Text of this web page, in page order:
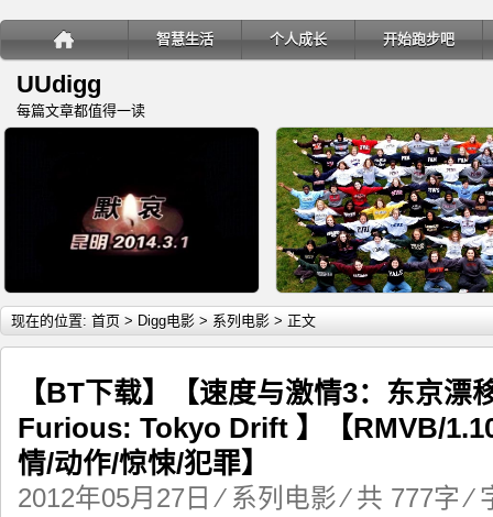
智慧生活 个人成长 开始跑步吧
UUdigg
每篇文章都值得一读
详细内容
教你如何应对恐怖袭击
现在的位置: 首页 > Digg电影 > 系列电影 > 正文
【BT下载】【速度与激情3：东京
Furious: Tokyo Drift 】【RMVB/
情/动作/惊悚/犯罪】
2012年05月27日 ⁄ 系列电影⁄ 共 777字 ⁄